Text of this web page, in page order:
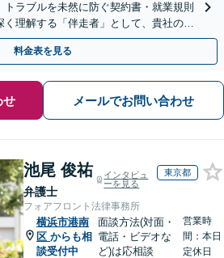
ラブルを未然に防ぐ契約書・就業規則
理解する「伴走者」として、貴社の利
きます。
料金表を見る
せ メールでお問い合わせ
池尾 俊祐
弁護士
インタビュ
ーを見る
東京都
フォアフロント法律事務所
横浜市港南
区 からも相
談受付中
面談方法(対面・
電話・ビデオな
ど)は応相談
営業時
間：本日
定休日